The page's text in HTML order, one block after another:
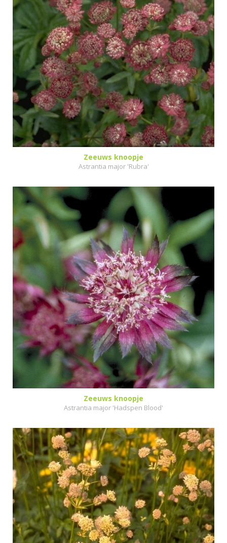
Zeeuws knoopje
Astrantia major 'Rubra'
Zeeuws knoopje
Astrantia major 'Hadspen Blood'